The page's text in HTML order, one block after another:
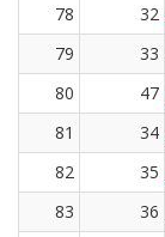
78
32
79
33
80
47
81
34
82
35
83
36